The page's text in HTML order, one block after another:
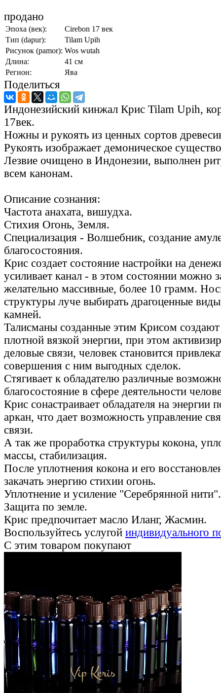
продано
Эпоха (век):
Cirebon 17 век
Тип (dapur):
Tilam Upih
Рисунок (pamor): Wos wutah
Длина:
41 см
Регион:
Ява
Поделиться
Индонезийский кинжал Крис Tilam Upih,
17век.
Ножны и рукоять из ценных сортов
Рукоять изображает демоническое
Лезвие очищено в Индонезии, выполнен
всем канонам.
Описание сознания:
Частота анахата, вишудха.
Стихия Огонь, Земля.
Специализация - Волшебник, создание
благосостояния.
Крис создает состояние настройки на
усиливает канал - в этом состоянии можно
желательно массивные, более 10 грамм.
структуры луче выбирать драгоценные
камней.
Талисманы созданные этим Крисом
плотной вязкой энергии, при этом
деловые связи, человек становится
совершения с ним выгодных сделок.
Стягивает к обладателю различные
благосостояние в сфере деятельности
Крис сонастраивает обладателя на энергии
аркан, что дает возможность управление
связи.
А так же проработка структуры кокона,
массы, стабилизация.
После уплотнения кокона и его
закачать энергию стихии огонь.
Уплотнение и усиление "Серебрянной нити".
Защита по земле.
Крис предпочитает масло Иланг, Жасмин.
Воспользуйтесь услугой индивидуального
С этим товаром покупают